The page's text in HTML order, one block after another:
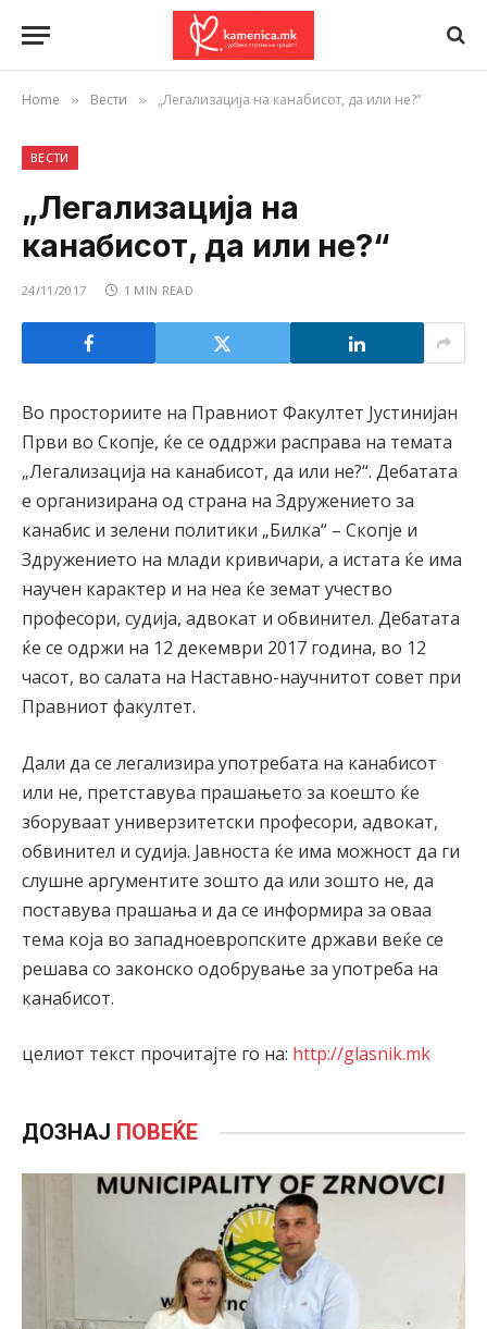
Home » Вести » „Легализација на канабисот, да или не?“
ВЕСТИ
„Легализација на
канабисот, да или не?“
24/11/2017 1 MIN READ
Во просториите на Правниот Факултет Јустинијан
Први во Скопје, ќе се оддржи расправа на темата
„Легализација на канабисот, да или не?“. Дебатата
е организирана од страна на Здружението за
канабис и зелени политики „Билка“ – Скопје и
Здружението на млади кривичари, а истата ќе има
научен карактер и на неа ќе земат учество
професори, судија, адвокат и обвинител. Дебатата
ќе се одржи на 12 декември 2017 година, во 12
часот, во салата на Наставно-научнитот совет при
Правниот факултет.
Дали да се легализира употребата на канабисот
или не, претставува прашањето за коешто ќе
зборуваат универзитетски професори, адвокат,
обвинител и судија. Јавноста ќе има можност да ги
слушне аргументите зошто да или зошто не, да
поставува прашања и да се информира за оваа
тема која во западноевропските држави веќе се
решава со законско одобрување за употреба на
канабисот.
целиот текст прочитајте го на: http://glasnik.mk
ДОЗНАЈ ПОВЕЌЕ